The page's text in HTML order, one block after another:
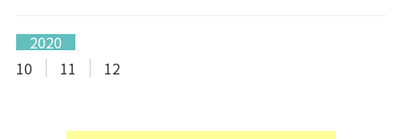
2020
10
11 12